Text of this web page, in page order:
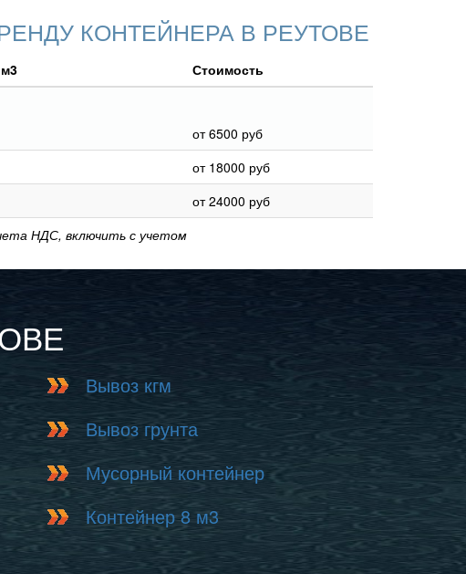
КОНТЕЙНЕРА В РЕУТОВЕ
Стоимость
от 6500 руб
от 18000 руб
от 24000 руб
НДС, включить с учетом
Вывоз кгм
Вывоз грунта
Мусорный контейнер
Контейнер 8 м3